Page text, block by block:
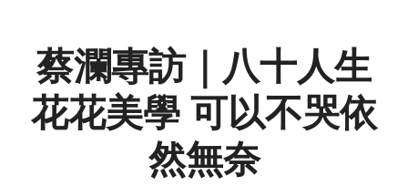
蔡瀾專訪｜八十人生
花花美學 可以不哭依
然無奈